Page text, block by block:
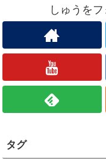
しゅうを
タグ